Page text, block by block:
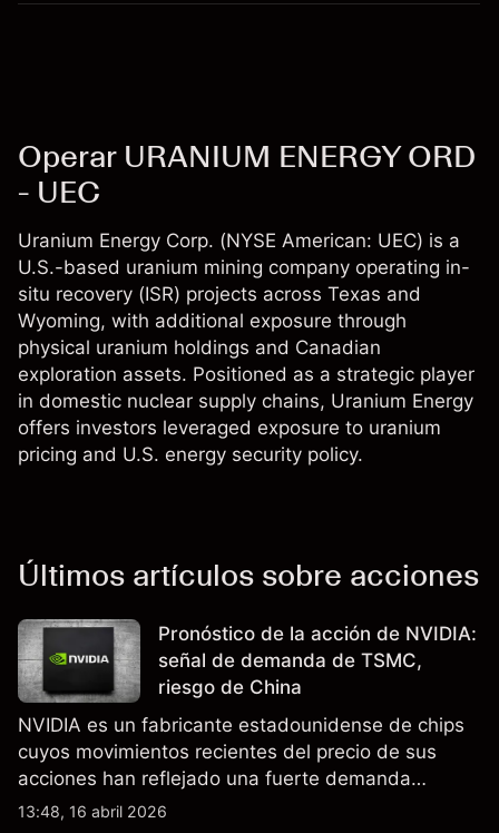
Operar URANIUM ENERGY ORD
- UEC
Uranium Energy Corp. (NYSE American: UEC) is a
U.S.-based uranium mining company operating in-
situ recovery (ISR) projects across Texas and
Wyoming, with additional exposure through
physical uranium holdings and Canadian
exploration assets. Positioned as a strategic player
in domestic nuclear supply chains, Uranium Energy
offers investors leveraged exposure to uranium
pricing and U.S. energy security policy.
Últimos artículos sobre acciones
Pronóstico de la acción de NVIDIA:
señal de demanda de TSMC,
riesgo de China
NVIDIA es un fabricante estadounidense de chips
cuyos movimientos recientes del precio de sus
acciones han reflejado una fuerte demanda
relacionada con la IA, ingresos trimestrales récord
13:48, 16 abril 2026